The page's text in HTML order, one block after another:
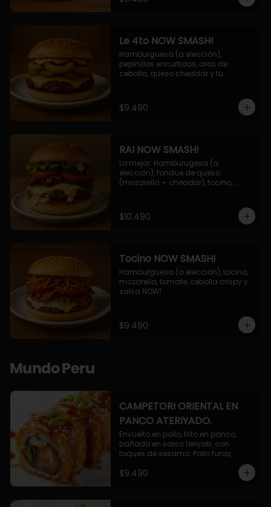
Le 4to NOW SMASH!
Hamburguesa (a elección),
pepinillos encurtidos, aros de
cebolla, queso cheddar y tu
$9.490
RAI NOW SMASH!
Lo mejor: Hamburugesa (a
elección), fondue de queso
(mozarella + cheddar), tocino,
NOW!
$10.490
Tocino NOW SMASH!
Hamburguesa (a elección), tocino,
mozarella, tomate, cebolla crispy y
salsa NOW!
$9.490
Mundo Peru
CAMPETORI ORIENTAL EN
PANCO ATERIYADO.
Envuelto en pollo, frito en panco,
bañado en salsa teriyaki, con
toques de sesamo. Pollo furay,
queso, champiñon furay, cebollin.
$9.490